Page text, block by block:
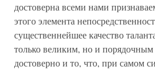
достоверна всеми нами
этого элемента
существеннейшее качество
только великим, но и
достоверно и то, что, при самом